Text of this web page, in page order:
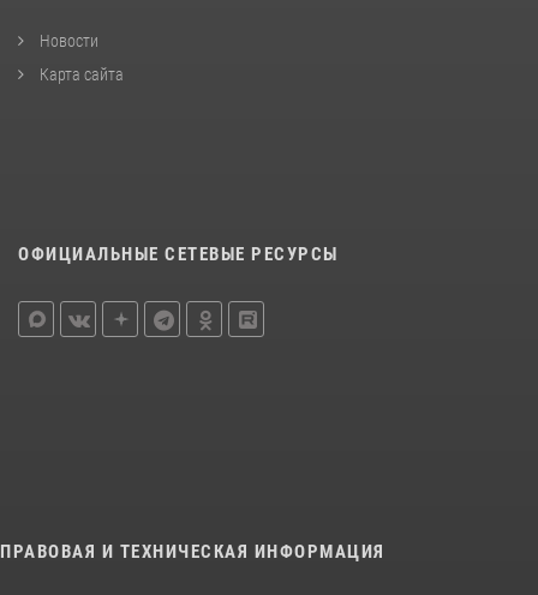
Новости
Карта сайта
ОФИЦИАЛЬНЫЕ СЕТЕВЫЕ РЕСУРСЫ
ПРАВОВАЯ И ТЕХНИЧЕСКАЯ ИНФОРМАЦИЯ